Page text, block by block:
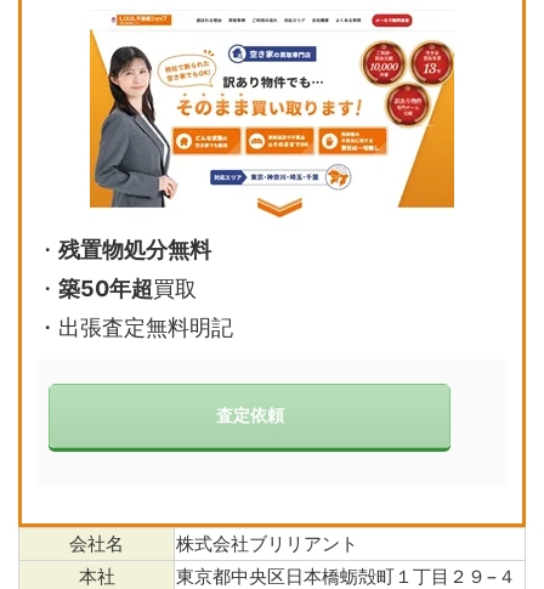
・ 残置物処分無料
・ 築50年超買取
・ 出張査定無料明記
査定依頼
会社名
株式会社ブリリアント
本社
東京都中央区日本橋蛎殻町１丁目２９−４